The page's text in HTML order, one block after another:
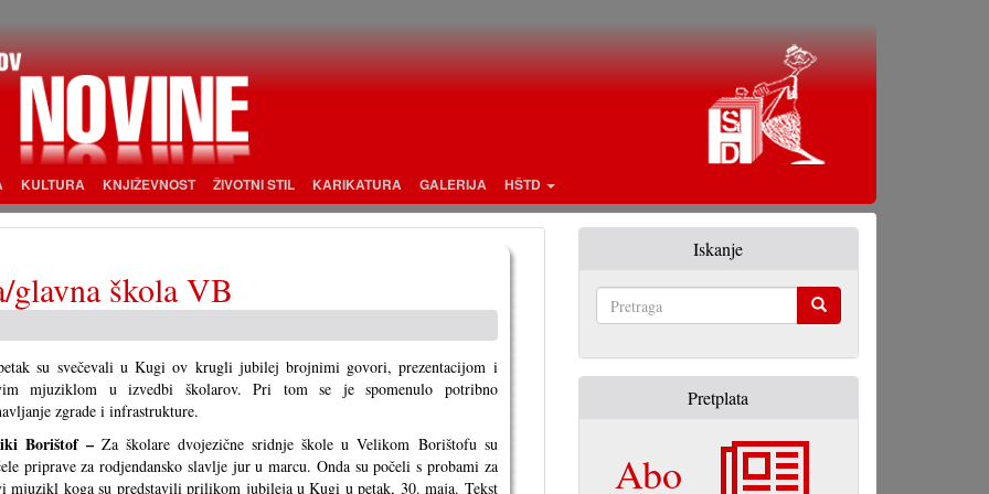
KULTURA KNJIŽEVNOST ŽIVOTNI STIL KARIKATURA GALERIJA HŠTD
glavna škola VB
su svečevali u Kugi ov krugli jubilej brojnimi govori, prezentacijom i
mjuziklom u izvedbi školarov. Pri tom se je spomenulo potribno
zgrade i infrastrukture.
Borištof – Za školare dvojezične sridnje škole u Velikom Borištofu su
priprave za rodjendansko slavlje jur u marcu. Onda su počeli s probami za
mjuzikl koga su predstavili prilikom jubileja u Kugi u petak, 30. maja. Tekst
Iskanje
Pretplata
Abo